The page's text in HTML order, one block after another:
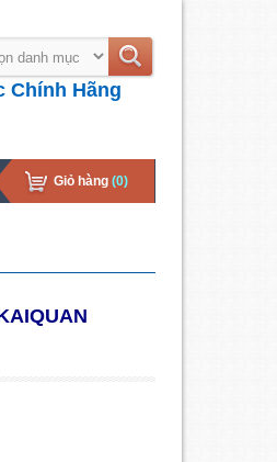
Chính Hãng
Giỏ hàng (0)